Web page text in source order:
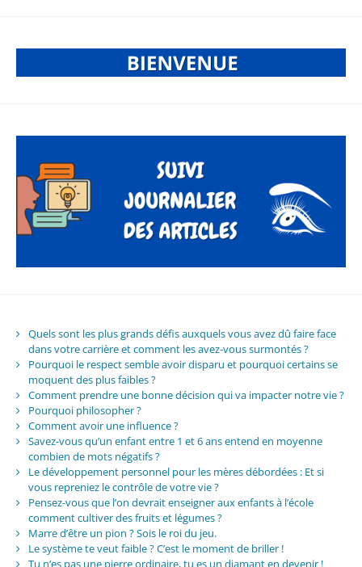
Quels sont les plus grands défis auxquels vous avez dû faire face
dans votre carrière et comment les avez-vous surmontés ?
Pourquoi le respect semble avoir disparu et pourquoi certains se
moquent des plus faibles ?
Comment prendre une bonne décision qui va impacter notre vie ?
Pourquoi philosopher ?
Comment avoir une influence ?
Savez-vous qu’un enfant entre 1 et 6 ans entend en moyenne
combien de mots négatifs ?
Le développement personnel pour les mères débordées : Et si
vous repreniez le contrôle de votre vie ?
Pensez-vous que l’on devrait enseigner aux enfants à l’école
comment cultiver des fruits et légumes ?
Marre d’être un pion ? Sois le roi du jeu.
Le système te veut faible ? C’est le moment de briller !
Tu n’es pas une pierre ordinaire, tu es un diamant en devenir !